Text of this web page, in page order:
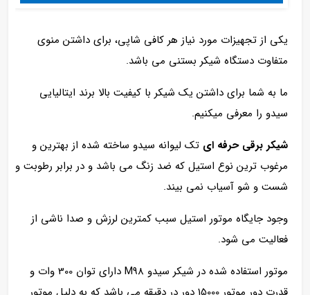
یکی از تجهیزات مورد نیاز هر کافی شاپی، برای داشتن منوی
متفاوت دستگاه شیکر بستنی می باشد.
ما به شما برای داشتن یک شیکر با کیفیت بالا برند ایتالیایی
سیدو را معرفی میکنیم.
شیکر برقی حرفه ای تک لیوانه سیدو ساخته شده از بهترین و
مرغوب ترین نوع استیل که ضد زنگ می باشد و در برابر رطوبت و
شست و شو آسیاب نمی بیند.
وجود جایگاه موتور استیل سبب کمترین لرزش و صدا ناشی از
فعالیت می شود.
موتور استفاده شده در شیکر سیدو M98 دارای توان 300 وات و